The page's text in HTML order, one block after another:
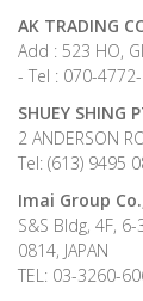
AK TRADING
Add : 523 HO,
- Tel : 070-
SHUEY SHING
2 ANDERSON
Tel: (613) 9495
Imai Group
S&S Bldg, 4F,
0814, JAPAN
TEL: 03-3260-